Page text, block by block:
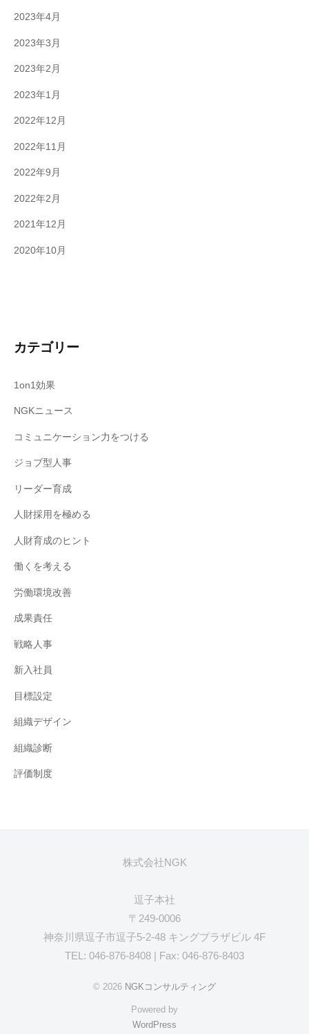
2023年4月
2023年3月
2023年2月
2023年1月
2022年12月
2022年11月
2022年9月
2022年2月
2021年12月
2020年10月
カテゴリー
1on1効果
NGKニュース
コミュニケーション力をつける
ジョブ型人事
リーダー育成
人財採用を極める
人財育成のヒント
働くを考える
労働環境改善
成果責任
戦略人事
新入社員
目標設定
組織デザイン
組織診断
評価制度
株式会社NGK
逗子本社
〒249-0006
神奈川県逗子市逗子5-2-48 キングプラザビル 4F
TEL: 046-876-8408 | Fax: 046-876-8403
© 2026 NGKコンサルティング
Powered by
WordPress